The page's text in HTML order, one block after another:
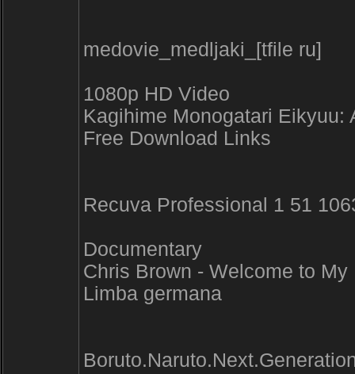
medovie_medljaki_[tfile ru]
1080p HD Video
Kagihime Monogatari Eikyuu:
Free Download Links
Recuva Professional 1 51
Documentary
Chris Brown - Welcome to
Limba germana